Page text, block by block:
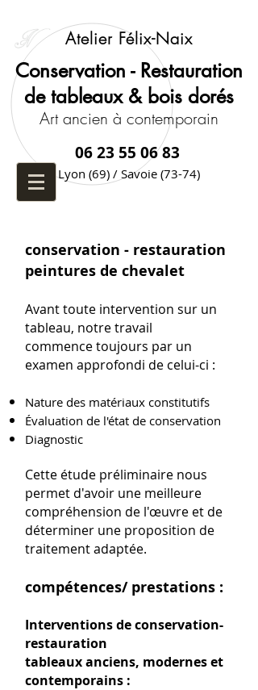
Atelier Félix-Naix
Conservation - Restauration
de​ tableaux & bois dorés
Art ancien à contemporain
06 23 55 06 83
Lyon (69) / Savoie (73-74)
conservation - restauration
peintures de chevalet
Avant toute intervention sur un
tableau, notre travail
commence toujours par un
examen approfondi de celui-ci :
Nature des matériaux constitutifs
Évaluation de l'état de conservation
Diagnostic
Cette étude préliminaire nous
permet d'avoir une meilleure
compréhension de l'œuvre et de
déterminer une proposition de
traitement adaptée.
compétences/ prestations :
Interventions de conservation-
restauration
tableaux anciens, modernes et
contemporains :